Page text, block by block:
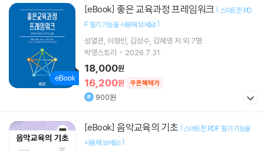
[eBook] 좋은 교육과정 프레임워크 [ 스마트한 PD
F 필기 기능을 사용해 보세요! ]
성열관 이형빈 김성수 김혜영 저 외 7명
박영스토리
2026.7.31.
16,200원 쿠폰혜택가
18,000원
900원
[eBook] 음악교육의 기초 [ 스마트한 PDF 필기 기능을
사용해 보세요! ]